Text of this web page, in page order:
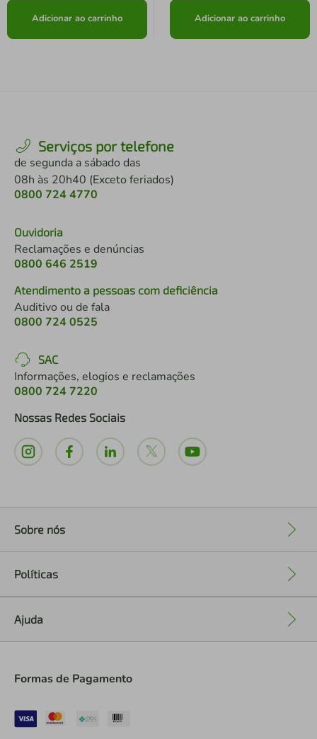
Adicionar ao carrinho Adicionar ao carrinho
Serviços por telefone
de segunda a sábado das
08h às 20h40 (Exceto feriados)
0800 724 4770
Ouvidoria
Reclamações e denúncias
0800 646 2519
Atendimento a pessoas com deficiência
Auditivo ou de fala
0800 724 0525
SAC
Informações, elogios e reclamações
0800 724 7220
Nossas Redes Sociais
Sobre nós
Políticas
Ajuda
Formas de Pagamento